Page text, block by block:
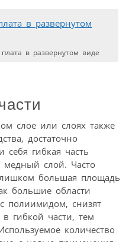
в развернутом виде
слое или слоях также
достаточно
себя гибкая часть
медный слой. Часто
большая площадь
большие области
полиимидом, снизят
гибкой части, тем
количество